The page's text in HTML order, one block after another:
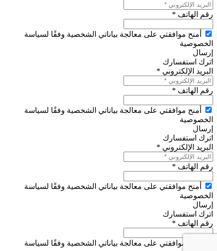
رقم الهاتف *
أمنح موافقتي على معالجة بياناتي الشخصية وفقًا لسياسة
الخصوصية
إرسال
اترك استفسارك
البريد الإلكتروني *
رقم الهاتف *
أمنح موافقتي على معالجة بياناتي الشخصية وفقًا لسياسة
الخصوصية
إرسال
اترك استفسارك
البريد الإلكتروني *
رقم الهاتف *
أمنح موافقتي على معالجة بياناتي الشخصية وفقًا لسياسة
الخصوصية
إرسال
اترك استفسارك
رقم الهاتف *
أمنح موافقتي على معالجة بياناتي الشخصية وفقًا لسياسة